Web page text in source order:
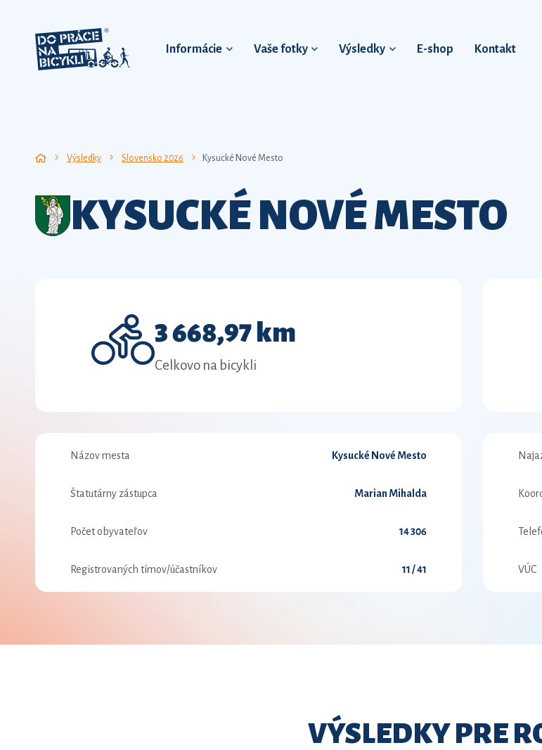
Informácie Vaše fotky Výsledky E-shop Kontakt
Výsledky Slovensko 2026 Kysucké Nové Mesto
KYSUCKÉ NOVÉ MESTO
3 668,97 km
Celkovo na bicykli
Názov mesta Kysucké Nové Mesto
Štatutárny zástupca Marian Mihalda
Počet obyvateľov 14 306
Registrovaných tímov/účastníkov 11 / 41 VÚC
VÝSLEDKY PRE